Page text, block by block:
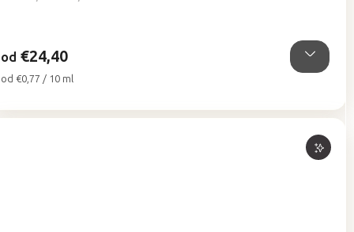
od €24,40
Jednotková
od €0,77 / 10 ml